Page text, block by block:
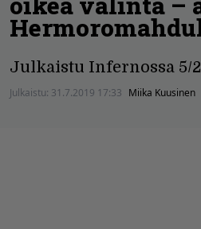
Julkaistu Infernossa 5/
Julkaistu: 31.7.2019 17:33 Miika Kuusinen